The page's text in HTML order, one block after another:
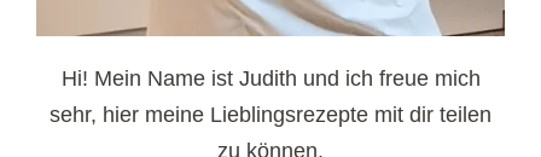
Hi! Mein Name ist Judith und ich freue mich
sehr, hier meine Lieblingsrezepte mit dir teilen
zu können.